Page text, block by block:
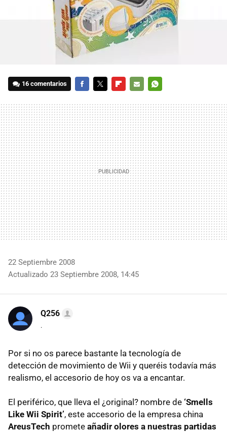
16 comentarios
MAIL
22 Septiembre 2008
Actualizado 23 Septiembre 2008, 14:45
Q256
.
Por si no os parece bastante la tecnología de
detección de movimiento de Wii y queréis todavía más
realismo, el accesorio de hoy os va a encantar.
El periférico, que lleva el ¿original? nombre de ‘Smells
Like Wii Spirit’, este accesorio de la empresa china
AreusTech promete añadir olores a nuestras partidas